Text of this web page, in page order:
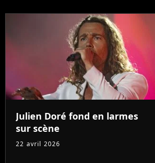
Julien Doré fond en larmes
sur scène
22 avril 2026